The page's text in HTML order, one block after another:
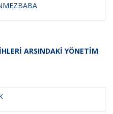
ARSINDAKİ YÖNETİM